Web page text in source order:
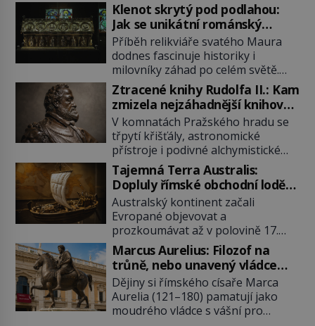
Klenot skrytý pod podlahou:
Jak se unikátní románský
poklad dostal do zapadlého
Bečova?
Příběh relikviáře svatého Maura
dodnes fascinuje historiky i
milovníky záhad po celém světě.
Tato románská zlatnická památka
ze 13. století je po českých
korunovačních klenotech druhým
nejcennějším movitým majetkem v
České republice. Přestože byl
klenot v roce 1985 po dramatickém
pátrání kriminalistů úspěšně
nalezen, jeho minulost stále
obestírá hustá mlha. Otázky, jak
přesně se tato […]
Ztracené knihy Rudolfa II.: Kam
zmizela nejzáhadnější knihovna
Evropy?
V komnatách Pražského hradu se
třpytí křišťály, astronomické
přístroje i podivné alchymistické
rukopisy. Císař Rudolf II.
shromažďuje vše, co souvisí s
tajemstvím přírody, hvězd i
lidského poznání. Jenže po jeho
smrti se jeho slavné sbírky začínají
rozpadat a část z nich mizí navždy.
Kdo odnesl nejvzácnější knihy? A
existují ještě někde zapomenuté
rukopisy, které nikdo […]
Tajemná Terra Australis:
Dopluly římské obchodní lodě
až do Austrálie?
Australský kontinent začali
Evropané objevovat a
prozkoumávat až v polovině 17.
století. Existuje však možnost, že
by se o tento vzdálený kontinent
mohly zajímat již evropské
starověké civilizace, a to o 15
století dříve? Již od starověku
kartografové zakreslovali do map
Marcus Aurelius: Filozof na
trůně, nebo unavený vládce
závislý na opiu?
Dějiny si římského císaře Marca
Aurelia (121–180) pamatují jako
moudrého vládce s vášní pro